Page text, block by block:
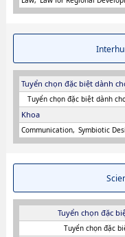
Tuyển chọn đặc biệt dành
Tuyển chọn đặc biệt dành
Khoa
Communication Symbiotic
Tuyển chọn đặc
Tuyển chọn đặc